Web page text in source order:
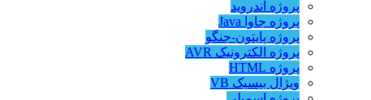
پروژه اندروید
پروژه جاوا Java
پروژه پایتون-جنگو
پروژه الکترونیک AVR
پروژه HTML
ویژال بیسیک VB